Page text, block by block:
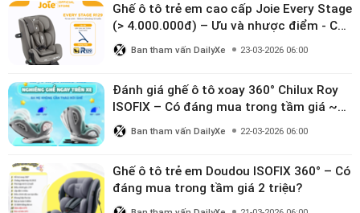
Ghế ô tô trẻ em cao cấp Joie Every Stage
(> 4.000.000đ) – Ưu và nhược điểm - Có
đáng đầu tư cho bé từ 0–12 tuổi?
Ban tham vấn DailyXe 23-03-2026 06:00
Đánh giá ghế ô tô xoay 360° Chilux Roy
ISOFIX – Có đáng mua trong tầm giá ~3
triệu
Ban tham vấn DailyXe 22-03-2026 06:00
Ghế ô tô trẻ em Doudou ISOFIX 360° – Có
đáng mua trong tầm giá 2 triệu?